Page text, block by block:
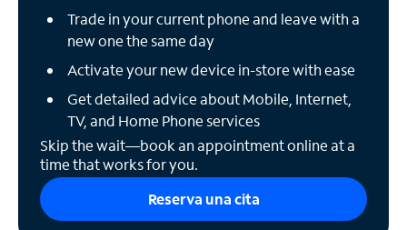
Trade in your current phone and leave with a
new one the same day
Activate your new device in-store with ease
Get detailed advice about Mobile, Internet,
TV, and Home Phone services
Skip the wait—book an appointment online at a
time that works for you.
Reserva una cita